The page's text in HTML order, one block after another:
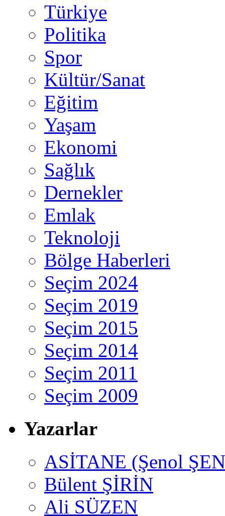
Türkiye
Politika
Spor
Kültür/Sanat
Eğitim
Yaşam
Ekonomi
Sağlık
Dernekler
Emlak
Teknoloji
Bölge Haberleri
Seçim 2024
Seçim 2019
Seçim 2015
Seçim 2014
Seçim 2011
Seçim 2009
Yazarlar
ASİTANE (Şenol
Bülent ŞİRİN
Ali SÜZEN